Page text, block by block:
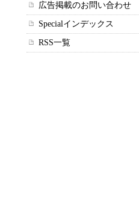
広告掲載のお問い合わせ
Specialインデックス
RSS一覧